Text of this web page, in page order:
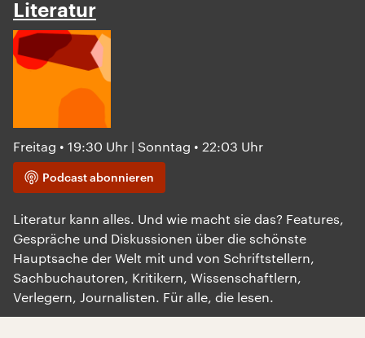
Literatur
Freitag • 19:30 Uhr | Sonntag • 22:03 Uhr
Podcast abonnieren
Literatur kann alles. Und wie macht sie das? Features,
Gespräche und Diskussionen über die schönste
Hauptsache der Welt mit und von Schriftstellern,
Sachbuchautoren, Kritikern, Wissenschaftlern,
Verlegern, Journalisten. Für alle, die lesen.